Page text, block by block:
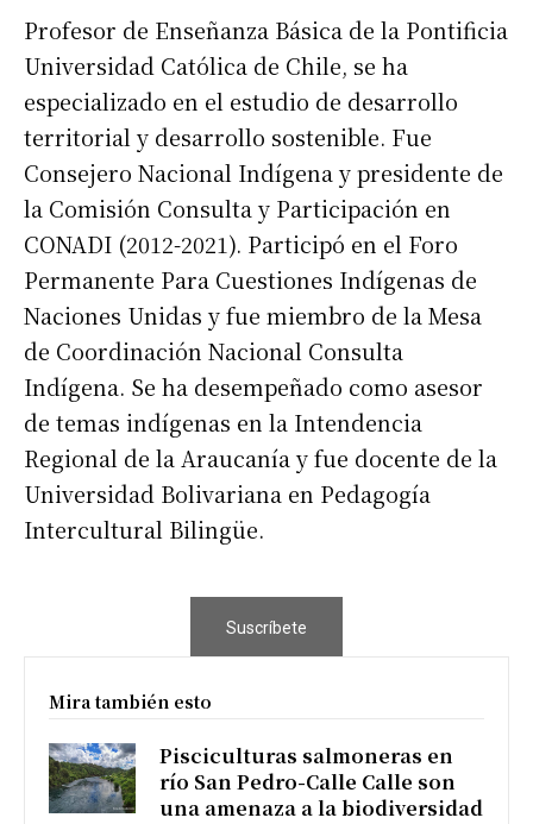
Profesor de Enseñanza Básica de la Pontificia
Universidad Católica de Chile, se ha
especializado en el estudio de desarrollo
territorial y desarrollo sostenible. Fue
Consejero Nacional Indígena y presidente de
la Comisión Consulta y Participación en
CONADI (2012-2021). Participó en el Foro
Permanente Para Cuestiones Indígenas de
Naciones Unidas y fue miembro de la Mesa
de Coordinación Nacional Consulta
Indígena. Se ha desempeñado como asesor
de temas indígenas en la Intendencia
Regional de la Araucanía y fue docente de la
Universidad Bolivariana en Pedagogía
Intercultural Bilingüe.
Suscríbete
Mira también esto
Pisciculturas salmoneras en
río San Pedro-Calle Calle son
una amenaza a la biodiversidad